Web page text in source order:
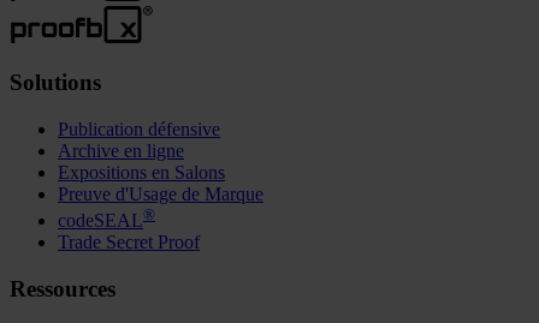
Solutions
Publication défensive
Archive en ligne
Expositions en Salons
Preuve d'Usage de Marque
codeSEAL®
Trade Secret Proof
Ressources